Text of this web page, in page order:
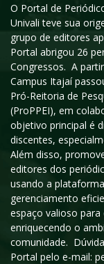
O Portal de
Univali teve sua
grupo de editores
Portal abrigou 26
Congressos. A
Campus Itajaí
Pró-Reitoria de
(ProPPEI), em
objetivo principal é
discentes,
Além disso,
editores dos
usando a
gerenciamento
espaço valioso
enriquecendo o
comunidade.
Portal pelo e-mail: